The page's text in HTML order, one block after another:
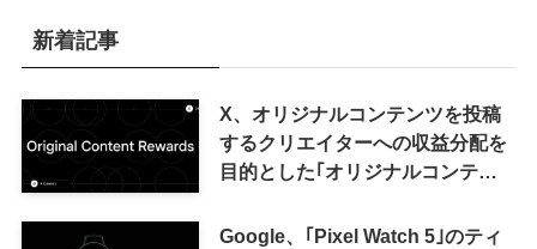
新着記事
X、オリジナルコンテンツを投稿
するクリエイターへの収益分配を
目的とした｢オリジナルコンテン
来の｢収益分配｣は廃止
Google、｢Pixel Watch 5｣のティ